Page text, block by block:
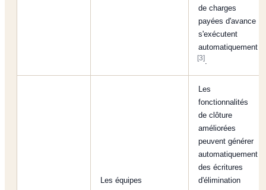
de charges
payées d'avance
s'exécutent
automatiquement
[3]
Les équipes
Les
fonctionnalités
de clôture
améliorées
peuvent générer
automatiquement
des écritures
d'élimination